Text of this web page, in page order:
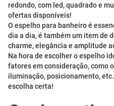
redondo, com led, quadrado e
ofertas disponíveis!
O espelho para banheiro é
dia a dia, é também um item de
charme, elegância e amplitude
Na hora de escolher o espelho
fatores em consideração, como
iluminação, posicionamento,
escolha certa!